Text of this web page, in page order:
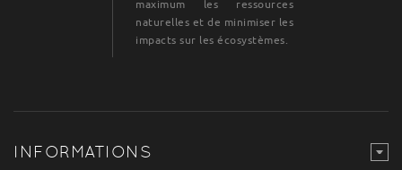
maximum les ressources
naturelles et de minimiser les
impacts sur les écosystèmes.
INFORMATIONS